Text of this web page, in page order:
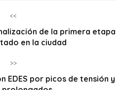
<<
de la primera etapa
en la ciudad
>>
EDES por picos de tensión y